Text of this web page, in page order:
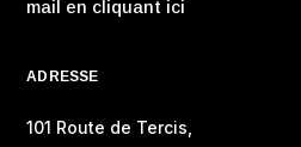
mail en cliquant ici
ADRESSE
101 Route de Tercis,